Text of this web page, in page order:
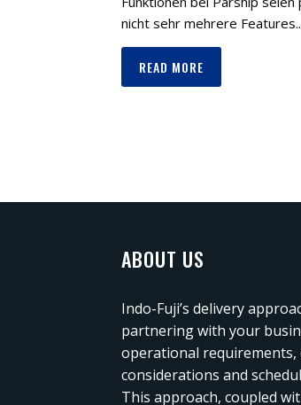
nicht sehr mehrere
READ MORE
ABOUT US
Indo-Fuji’s delivery
partnering with your
operational requirements,
considerations and
This approach, coupled